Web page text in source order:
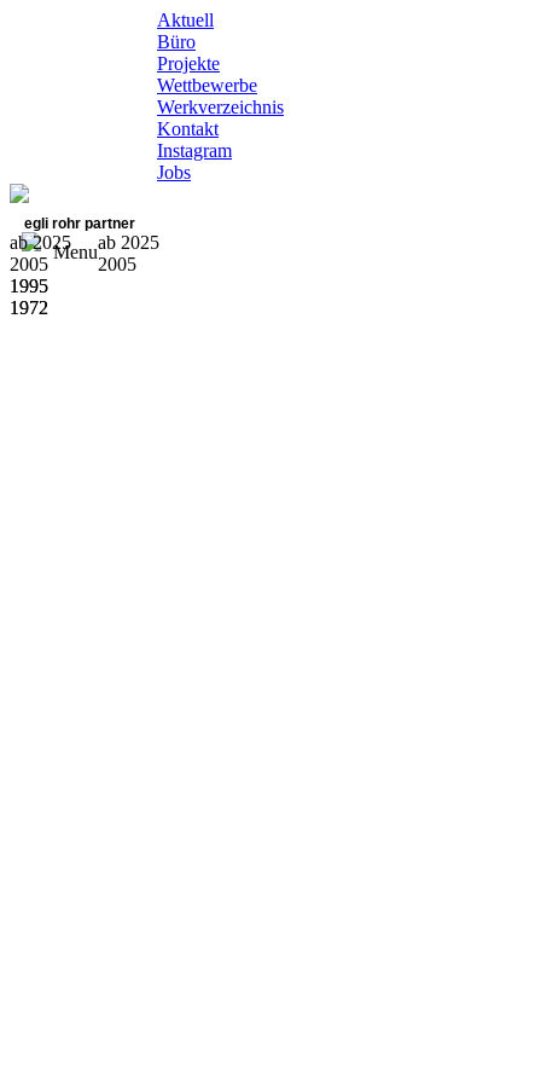
Aktuell
Büro
Projekte
Wettbewerbe
Werkverzeichnis
Kontakt
Instagram
Jobs
egli rohr partner
Menu
ab 2025
2005
1995
1972
ab 2025
2005
1995
1972